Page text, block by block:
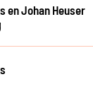
en Johan Heuser